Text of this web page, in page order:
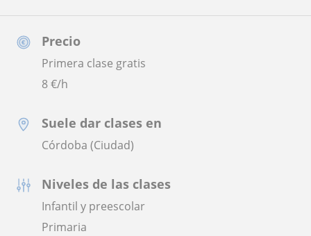
Precio
Primera clase gratis
8€/h
Suele dar clases en
Córdoba (Ciudad)
Niveles de las clases
Infantil y preescolar
Primaria